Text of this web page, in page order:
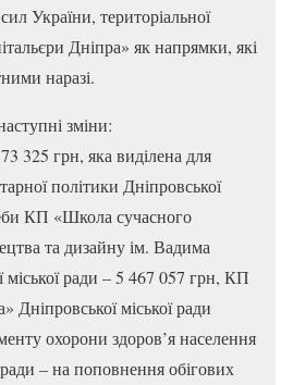
України, територіальної
Дніпра» як напрямки, які
наразі.
зміни:
325 грн, яка виділена для
політики Дніпровської
КП «Школа сучасного
та дизайну ім. Вадима
міської ради – 5 467 057 грн, КП
Дніпровської міської ради
охорони здоров’я населення
ради – на поповнення обігових